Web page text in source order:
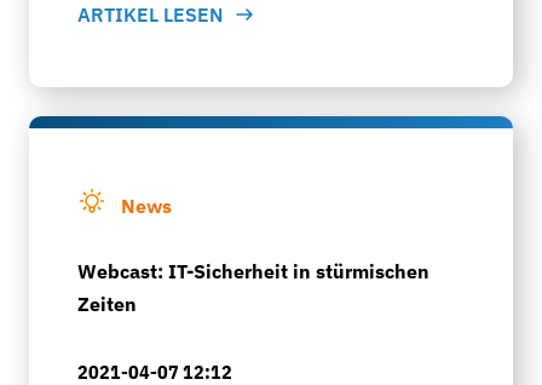
ARTIKEL LESEN
News
Webcast: IT-Sicherheit in stürmischen
Zeiten
2021-04-07 12:12